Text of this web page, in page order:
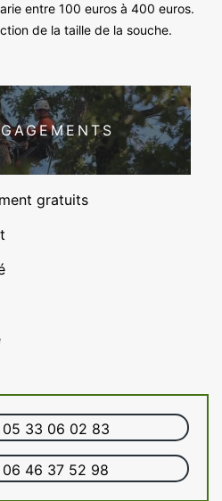
entre 100 euros à 400 euros.
de la taille de la souche.
gratuits
05 33 06 02 83
06 46 37 52 98